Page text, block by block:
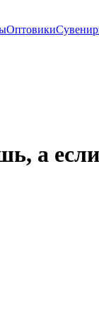
Оптовики
а